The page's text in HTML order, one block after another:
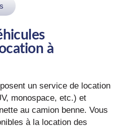
à
un service de location
monospace, etc.) et
au camion benne. Vous
à la location des